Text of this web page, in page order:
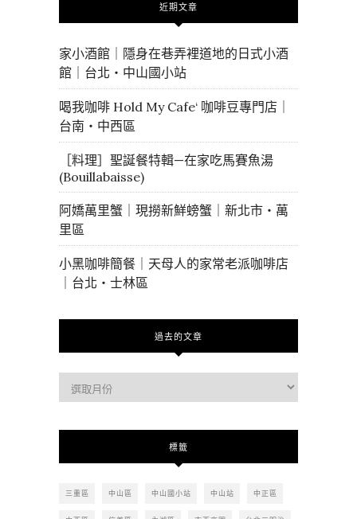
近期文章
家小酒館｜隱身在巷弄裡道地的日式小酒
館｜台北・中山國小站
喝我咖啡 Hold My Cafe‘ 咖啡豆專門店｜
台南・中西區
［料理］聖誕餐特輯—在家吃馬賽魚湯
(Bouillabaisse)
阿嬌萬里蟹｜現撈新鮮螃蟹｜新北市・萬
里區
小黑咖啡簡餐｜天母人的家常老派咖啡店
｜台北・士林區
過去的文章
去
標籤
三重區 中山區 中山國小站 中山站 中正區